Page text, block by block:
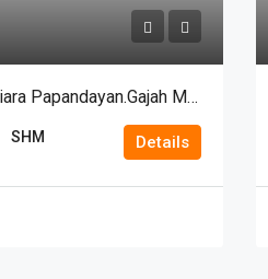
Jual Rumah Perumahan Mutiara Papandayan.Gajah Mungkur Semarang – 11272
SHM Details